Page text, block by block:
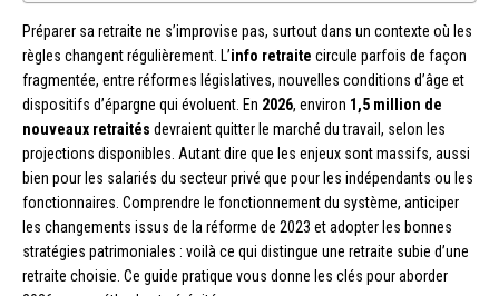
Préparer sa retraite ne s’improvise pas, surtout dans un contexte où les
règles changent régulièrement. L’info retraite circule parfois de façon
fragmentée, entre réformes législatives, nouvelles conditions d’âge et
dispositifs d’épargne qui évoluent. En 2026, environ 1,5 million de
nouveaux retraités devraient quitter le marché du travail, selon les
projections disponibles. Autant dire que les enjeux sont massifs, aussi
bien pour les salariés du secteur privé que pour les indépendants ou les
fonctionnaires. Comprendre le fonctionnement du système, anticiper
les changements issus de la réforme de 2023 et adopter les bonnes
stratégies patrimoniales : voilà ce qui distingue une retraite subie d’une
retraite choisie. Ce guide pratique vous donne les clés pour aborder